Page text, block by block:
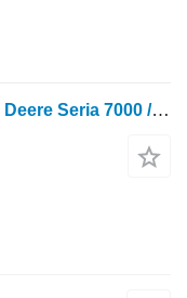
[RE522515] Steuereinheit für John Deere Seria 7000 / 8000 Radtraktor